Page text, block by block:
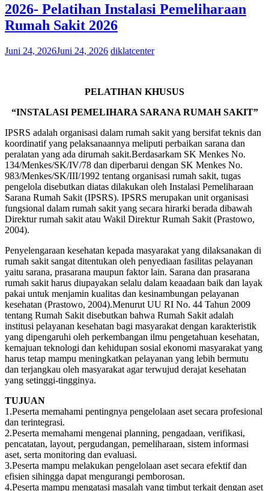
2026- Pelatihan Instalasi Pemeliharaan
Rumah Sakit 2026
Juni 24, 2026Juni 24, 2026 diklatcenter
PELATIHAN KHUSUS
“INSTALASI PEMELIHARA SARANA RUMAH SAKIT”
IPSRS adalah organisasi dalam rumah sakit yang bersifat teknis dan
koordinatif yang pelaksanaannya meliputi perbaikan sarana dan
peralatan yang ada dirumah sakit.Berdasarkam SK Menkes No.
134/Menkes/SK/IV/78 dan diperbarui dengan SK Menkes No.
983/Menkes/SK/III/1992 tentang organisasi rumah sakit, tugas
pengelola disebutkan diatas dilakukan oleh Instalasi Pemeliharaan
Sarana Rumah Sakit (IPSRS). IPSRS merupakan unit organisasi
fungsional dalam rumah sakit yang secara hirarki berada dibawah
Direktur rumah sakit atau Wakil Direktur Rumah Sakit (Prastowo,
2004).
Penyelengaraan kesehatan kepada masyarakat yang dilaksanakan di
rumah sakit sangat ditentukan oleh penyediaan fasilitas pelayanan
yaitu sarana, prasarana maupun faktor lain. Sarana dan prasarana
rumah sakit harus diupayakan selalu dalam keaadaan baik dan layak
pakai untuk menjamin kualitas dan kesinambungan pelayanan
kesehatan (Prastowo, 2004).Menurut UU RI No. 44 Tahun 2009
tentang Rumah Sakit disebutkan bahwa Rumah Sakit adalah
institusi pelayanan kesehatan bagi masyarakat dengan karakteristik
yang dipengaruhi oleh perkembangan ilmu pengetahuan kesehatan,
kemajuan teknologi dan kehidupan sosial ekonomi masyarakat yang
harus tetap mampu meningkatkan pelayanan yang lebih bermutu
dan terjangkau oleh masyarakat agar terwujud derajat kesehatan
yang setinggi-tingginya.
TUJUAN
1.Peserta memahami pentingnya pengelolaan aset secara profesional
dan terintegrasi.
2.Peserta memahami mengenai planning, pengadaan, verifikasi,
pencatatan, layout, pergudangan, pemeliharaan, sistem informasi
aset, serta monitoring dan evaluasi.
3.Peserta mampu melakukan pengelolaan aset secara efektif dan
efisien sihingga dapat mengurangi pemborosan.
4.Peserta mampu mengatasi masalah yang timbut terkait dengan aset